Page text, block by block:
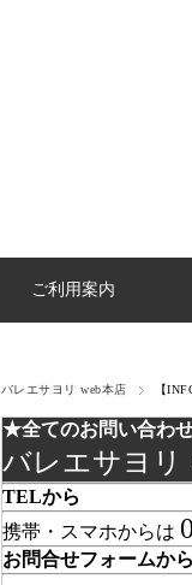
ご利用案内
バレエサヨリ web本店 【
★全てのお問い合わ
バレエサヨリ
TELから
携帯・スマホからは
お問合せフォームから